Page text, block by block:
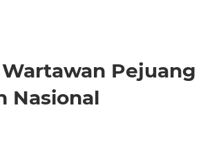
Pejuang
Nasional